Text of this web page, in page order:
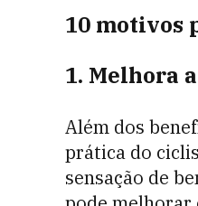
10 motivos
1. Melhora
Além dos
prática do
sensação de